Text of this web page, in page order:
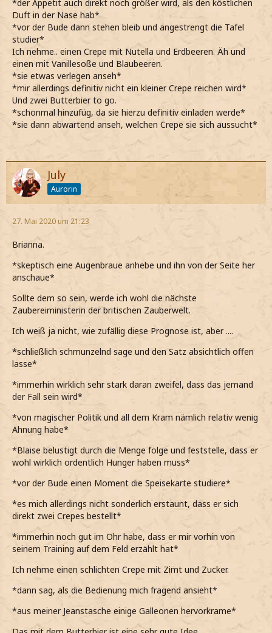
*der Appetit auch direkt noch größer wird, als den köstlichen
Duft in der Nase hab*
*vor der Bude dann stehen bleib und angestrengt die Tafel
studier*
Ich nehme.. einen Crepe mit Nutella und Erdbeeren. Äh und
einen mit Vanillesoße und Blaubeeren.
*sie etwas verlegen anseh*
*mir allerdings definitiv nicht ein kleiner Crepe reichen wird*
Und zwei Butterbier to go.
*schonmal hinzufüg, da sie hierzu definitiv einladen werde*
*sie dann abwartend anseh, welchen Crepe sie sich aussucht*
July
Aurorin
27. Mai 2020 um 21:23
Brianna.
*skeptisch eine Augenbraue anhebe und ihn von der Seite her
anschaue*
Sollte dem so sein, werde ich wohl die nächste
Zaubereiministerin der britischen Zauberwelt.
Ich weiß ja nicht, wie zufällig diese Prognose ist, aber ....
*schließlich schmunzelnd sage und den Satz absichtlich offen
lasse*
*immerhin wirklich sehr stark daran zweifel, dass das jemand
der Fall sein wird*
*von magischer Politik und all dem Kram nämlich relativ wenig
Ahnung habe*
*Blaise belustigt durch die Menge folge und feststelle, dass er
wohl wirklich ordentlich Hunger haben muss*
*vor der Bude einen Moment die Speisekarte studiere*
*es mich allerdings nicht sonderlich erstaunt, dass er sich
direkt zwei Crepes bestellt*
*immerhin noch gut im Ohr habe, dass er mir vorhin von
seinem Training auf dem Feld erzählt hat*
Ich nehme einen schlichten Crepe mit Zimt und Zucker.
*dann sag, als die Bedienung mich fragend ansieht*
*aus meiner Jeanstasche einige Galleonen hervorkrame*